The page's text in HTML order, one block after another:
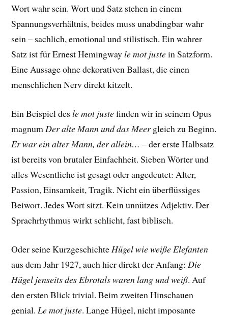
Wort wahr sein. Wort und Satz stehen in einem
Spannungsverhältnis, beides muss unabdingbar wahr
sein – sachlich, emotional und stilistisch. Ein wahrer
Satz ist für Ernest Hemingwayle mot justein Satzform.
Eine Aussage ohne dekorativen Ballast, die einen
menschlichen Nerv direkt kitzelt.
Ein Beispiel desle mot justefinden wir in seinem Opus
magnumDer alte Mann und das Meergleich zu Beginn.
Er war ein alter Mann, der allein… – der erste Halbsatz
ist bereits von brutaler Einfachheit. Sieben Wörter und
alles Wesentliche ist gesagt oder angedeutet: Alter,
Passion, Einsamkeit, Tragik. Nicht ein überflüssiges
Beiwort. Jedes Wort sitzt. Kein unnützes Adjektiv. Der
Sprachrhythmus wirkt schlicht, fast biblisch.
Oder seine KurzgeschichteHügel wie weiße Elefanten
aus dem Jahr 1927, auch hier direkt der Anfang:Die
Hügel jenseits des Ebrotals waren lang und weiß. Auf
den ersten Blick trivial. Beim zweiten Hinschauen
genial.Le mot juste. Lange Hügel, nicht imposante